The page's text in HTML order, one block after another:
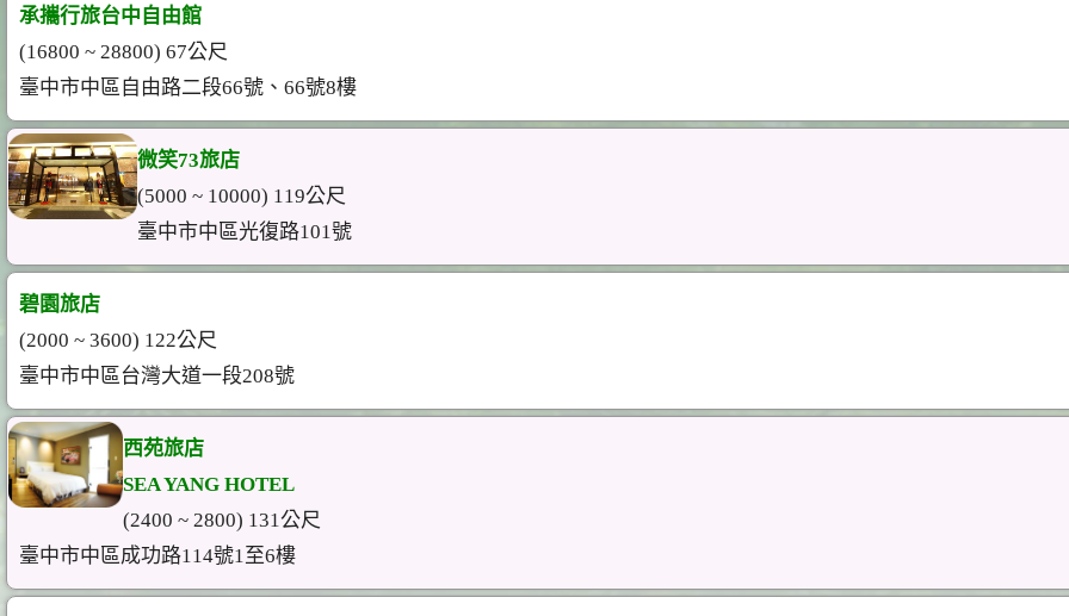
承攜行旅台中自由館
(16800 ~ 28800) 67公尺
臺中市中區自由路二段66號、66號8樓
微笑73旅店
(5000 ~ 10000) 119公尺
臺中市中區光復路101號
碧園旅店
(2000 ~ 3600) 122公尺
臺中市中區台灣大道一段208號
西苑旅店
SEA YANG HOTEL
(2400 ~ 2800) 131公尺
臺中市中區成功路114號1至6樓